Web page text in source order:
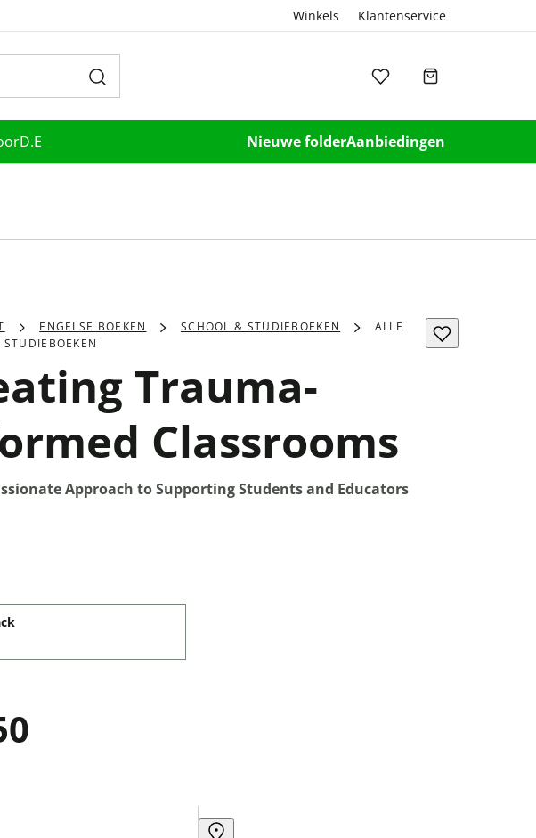
Winkels Klantenservice
D.E Nieuwe folderAanbiedingen
ENGELSE BOEKEN SCHOOL & STUDIEBOEKEN
ALLE
Trauma-
Classrooms
Approach to Supporting Students and Educators